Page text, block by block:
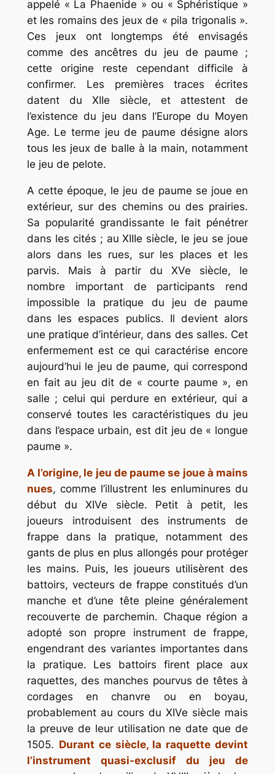
appelé « La Phaenide » ou « Sphéristique »
et les romains des jeux de « pila trigonalis ».
Ces jeux ont longtemps été envisagés
comme des ancêtres du jeu de paume ;
cette origine reste cependant difficile à
confirmer. Les premières traces écrites
datent du XIIe siècle, et attestent de
l’existence du jeu dans l’Europe du Moyen
Age. Le terme jeu de paume désigne alors
tous les jeux de balle à la main, notamment
le jeu de pelote.
A cette époque, le jeu de paume se joue en
extérieur, sur des chemins ou des prairies.
Sa popularité grandissante le fait pénétrer
dans les cités ; au XIIIe siècle, le jeu se joue
alors dans les rues, sur les places et les
parvis. Mais à partir du XVe siècle, le
nombre important de participants rend
impossible la pratique du jeu de paume
dans les espaces publics. Il devient alors
une pratique d’intérieur, dans des salles. Cet
enfermement est ce qui caractérise encore
aujourd’hui le jeu de paume, qui correspond
en fait au jeu dit de « courte paume », en
salle ; celui qui perdure en extérieur, qui a
conservé toutes les caractéristiques du jeu
dans l’espace urbain, est dit jeu de « longue
paume ».
A l’origine, le jeu de paume se joue à mains
nues, comme l’illustrent les enluminures du
début du XIVe siècle. Petit à petit, les
joueurs introduisent des instruments de
frappe dans la pratique, notamment des
gants de plus en plus allongés pour protéger
les mains. Puis, les joueurs utilisèrent des
battoirs, vecteurs de frappe constitués d’un
manche et d’une tête pleine généralement
recouverte de parchemin. Chaque région a
adopté son propre instrument de frappe,
engendrant des variantes importantes dans
la pratique. Les battoirs firent place aux
raquettes, des manches pourvus de têtes à
cordages en chanvre ou en boyau,
probablement au cours du XIVe siècle mais
la preuve de leur utilisation ne date que de
1505. Durant ce siècle, la raquette devint
l’instrument quasi-exclusif du jeu de